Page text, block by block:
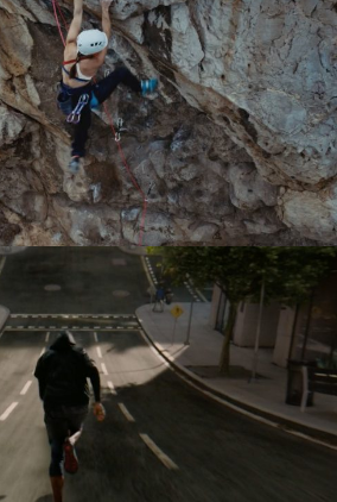
DECATHLON
SPOT TV
SEAT CUPRA
SPOT TV